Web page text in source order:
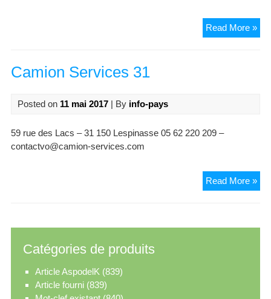
Read More »
Camion Services 31
Posted on 11 mai 2017| By info-pays
59 rue des Lacs – 31 150 Lespinasse 05 62 220 209 –
contactvo@camion-services.com
Read More »
Catégories de produits
Article AspodelK (839)
Article fourni (839)